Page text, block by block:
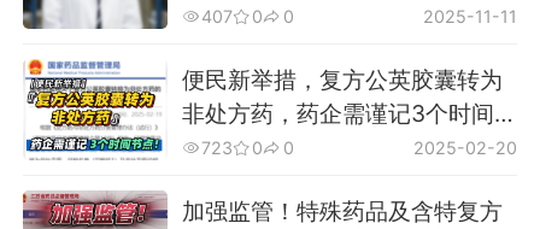
遣？
407 0 0 2025-11-11
便民新举措，复方公英胶囊转为
非处方药，药企需谨记3个时间节
点！
723 0 0 2025-02-20
加强监管！特殊药品及含特复方